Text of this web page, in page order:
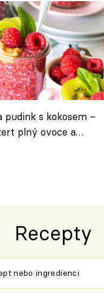
pudink s kokosem –
plný ovoce a
Recepty